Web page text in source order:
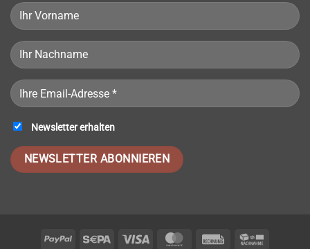
Newsletter erhalten
PayPal Sepa Visa MasterCardInvoice